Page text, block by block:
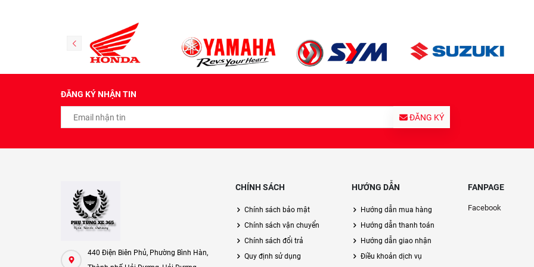
ĐĂNG KÝ NHẬN TIN
ĐĂNG KÝ
440 Điện Biên Phủ, Phường Bình Hàn,
CHÍNH SÁCH
Chính sách bảo mật
Chính sách vận chuyển
Chính sách đổi trả
Quy định sử dụng
HƯỚNG DẪN
Hướng dẫn mua hàng
Hướng dẫn thanh toán
Hướng dẫn giao nhận
Điều khoản dịch vụ
FANPAGE
Facebook